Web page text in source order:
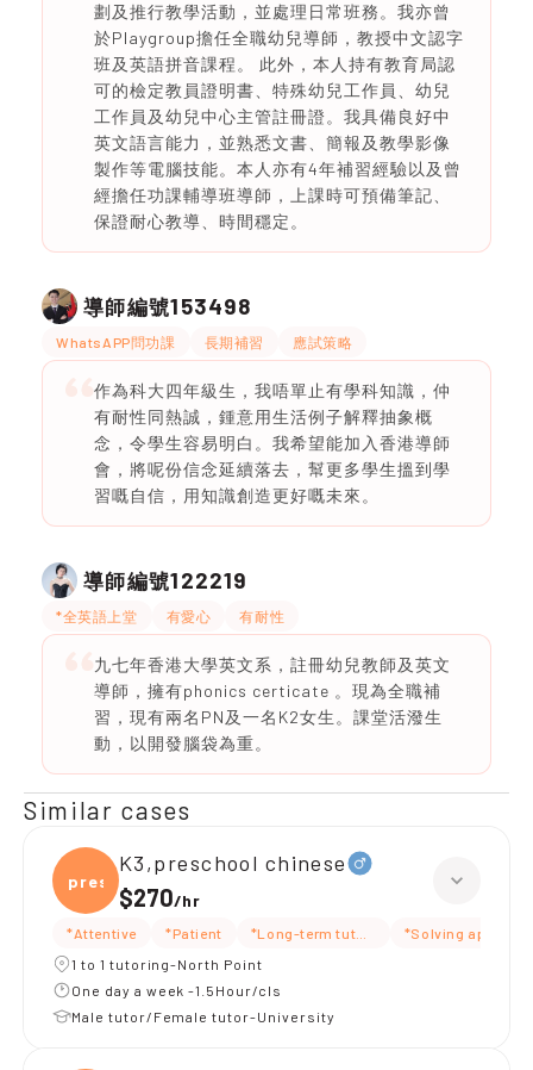
劃及推行教學活動，並處理日常班務。我亦曾
於Playgroup擔任全職幼兒導師，教授中文認字
班及英語拼音課程。 此外，本人持有教育局認
可的檢定教員證明書、特殊幼兒工作員、幼兒
工作員及幼兒中心主管註冊證。我具備良好中
英文語言能力，並熟悉文書、簡報及教學影像
製作等電腦技能。本人亦有4年補習經驗以及曾
經擔任功課輔導班導師，上課時可預備筆記、
保證耐心教導、時間穩定。
導師編號153498
WhatsAPP問功課 長期補習 應試策略
作為科大四年級生，我唔單止有學科知識，仲
有耐性同熱誠，鍾意用生活例子解釋抽象概
念，令學生容易明白。我希望能加入香港導師
會，將呢份信念延續落去，幫更多學生搵到學
習嘅自信，用知識創造更好嘅未來。
導師編號122219
*全英語上堂 有愛心 有耐性
九七年香港大學英文系，註冊幼兒教師及英文
導師，擁有phonics certicate 。現為全職補
習，現有兩名PN及一名K2女生。課堂活潑生
動，以開發腦袋為重。
Similar cases
presc
K3,preschool chinese
$270/hr
*Attentive *Patient *Long-term tutoring
*Solving
1 to 1 tutoring-North Point
One day a week -1.5Hour/cls
Male tutor/Female tutor-University